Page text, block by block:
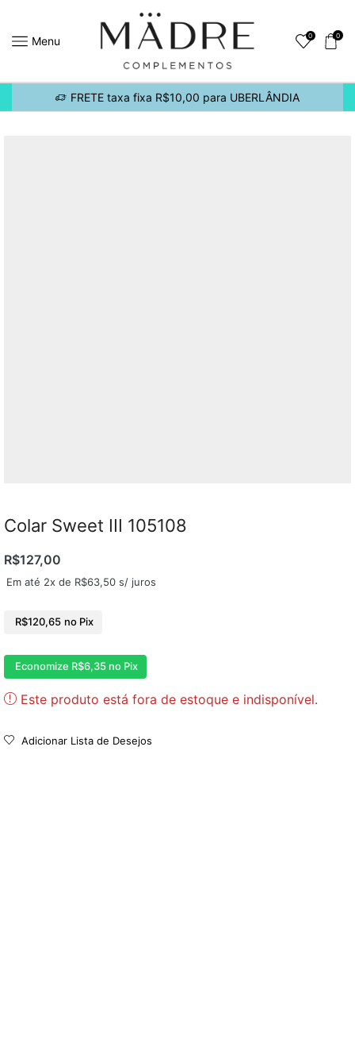
Menu 0 0
FRETE taxa fixa R$10,00 para UBERLÂNDIA
Colar Sweet III 105108
R$127,00
Em até 2x de R$63,50 s/ juros
R$120,65 no Pix
Economize R$6,35 no Pix
Este produto está fora de estoque e indisponível.
Adicionar Lista de Desejos